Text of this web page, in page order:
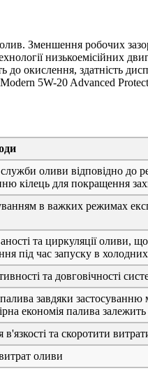
Зменшення робочих
низькоемісійних
окислення, здатність
5W-20 Advanced
оливи відповідно до
кілець для покращення
в важких режимах
та циркуляції оливи,
під час запуску в
та довговічності
завдяки
економія палива
та скоротити
оливи